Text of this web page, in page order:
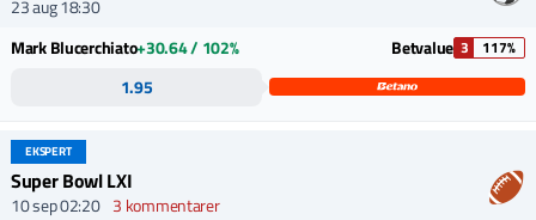
23 aug 18:30
Mark Blucerchiato+30.64 / 102% Betvalue 3 117%
1.95
EKSPERT
Super Bowl LXI
10 sep 02:20 3 kommentarer